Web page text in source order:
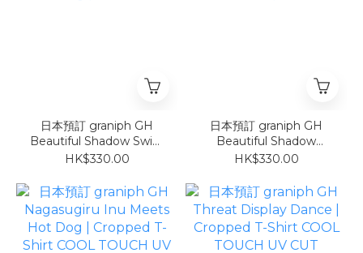
日本預訂 graniph GH
Beautiful Shadow Swim
Ring | T-Shirt
HK$330.00
日本預訂 graniph GH
Beautiful Shadow
Sunburn | T-Shirt
HK$330.00